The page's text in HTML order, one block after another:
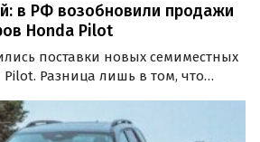
в РФ возобновили продажи
Honda Pilot
поставки новых семиместных
Pilot. Разница лишь в том, что
стартуют на одном из
492 рубля (цена по курсу на